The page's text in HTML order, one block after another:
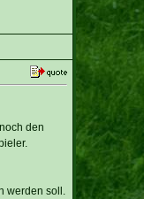
den
werden soll.